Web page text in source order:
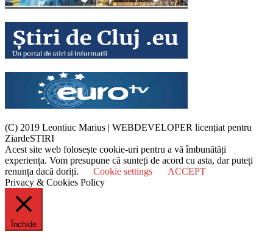
(C) 2019 Leontiuc Marius | WEBDEVELOPER licențiat pentru
ZiardeSTIRI
Acest site web folosește cookie-uri pentru a vă îmbunătăți
experiența. Vom presupune că sunteți de acord cu asta, dar puteți
renunța dacă doriți.
Cookie settings
ACCEPT
Privacy & Cookies Policy
Închide